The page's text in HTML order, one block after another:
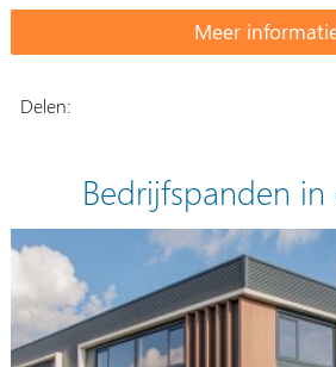
Delen:
Bedrijfspanden